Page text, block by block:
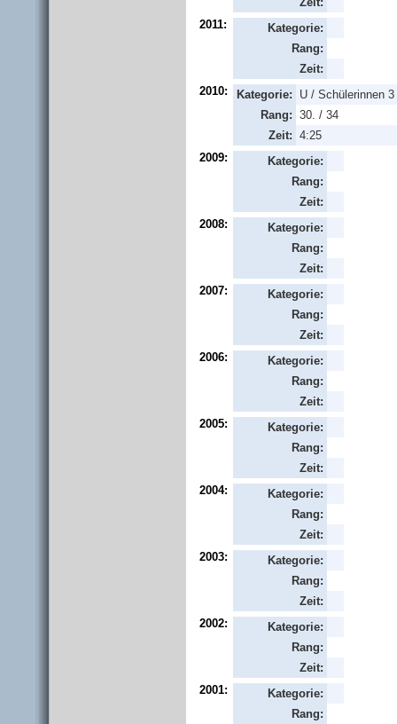
2011:
Kategorie:
Rang:
Zeit:
2010:
Kategorie:
U / Schülerinnen 3
Rang: 30. / 34
Zeit: 4:25
2009:
Kategorie:
Rang:
Zeit:
2008:
Kategorie:
Rang:
Zeit:
2007:
Kategorie:
Rang:
Zeit:
2006:
Kategorie:
Rang:
Zeit:
2005:
Kategorie:
Rang:
Zeit:
2004:
Kategorie:
Rang:
Zeit:
2003:
Kategorie:
Rang:
Zeit:
2002:
Kategorie:
Rang:
Zeit:
2001:
Kategorie:
Rang: